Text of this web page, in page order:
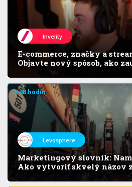
Invelity
E-commerce, značky a
Objavte nový spôsob, ako
> 48 hodín
Levosphere
Marketingový slovník:
Ako vytvoriť skvelý názov